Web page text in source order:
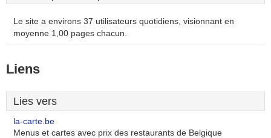
Le site a environs 37 utilisateurs quotidiens, visionnant en
moyenne 1,00 pages chacun.
Liens
Lies vers
la-carte.be
Menus et cartes avec prix des restaurants de Belgique